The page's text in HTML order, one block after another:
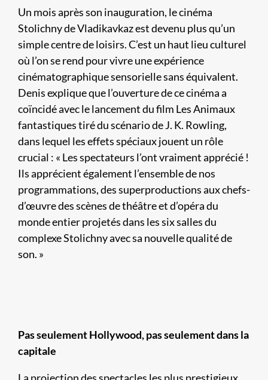
Un mois après son inauguration, le cinéma
Stolichny de Vladikavkaz est devenu plus qu’un
simple centre de loisirs. C’est un haut lieu culturel
où l’on se rend pour vivre une expérience
cinématographique sensorielle sans équivalent.
Denis explique que l’ouverture de ce cinéma a
coïncidé avec le lancement du film Les Animaux
fantastiques tiré du scénario de J. K. Rowling,
dans lequel les effets spéciaux jouent un rôle
crucial : « Les spectateurs l’ont vraiment apprécié !
Ils apprécient également l’ensemble de nos
programmations, des superproductions aux chefs-
d’œuvre des scènes de théâtre et d’opéra du
monde entier projetés dans les six salles du
complexe Stolichny avec sa nouvelle qualité de
son. »
Pas seulement Hollywood, pas seulement dans la
capitale
La projection des spectacles les plus prestigieux